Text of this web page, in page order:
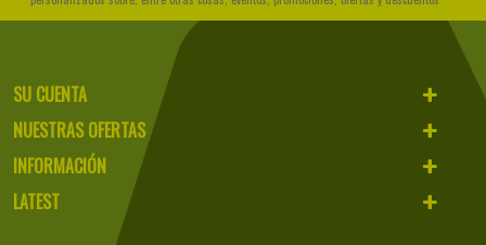
SU CUENTA
NUESTRAS OFERTAS
INFORMACIÓN
LATEST